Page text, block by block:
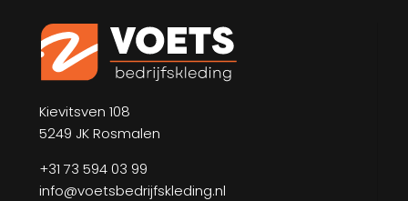
Kievitsven 108
5249 JK Rosmalen
+31 73 594 03 99
info@voetsbedrijfskleding.nl